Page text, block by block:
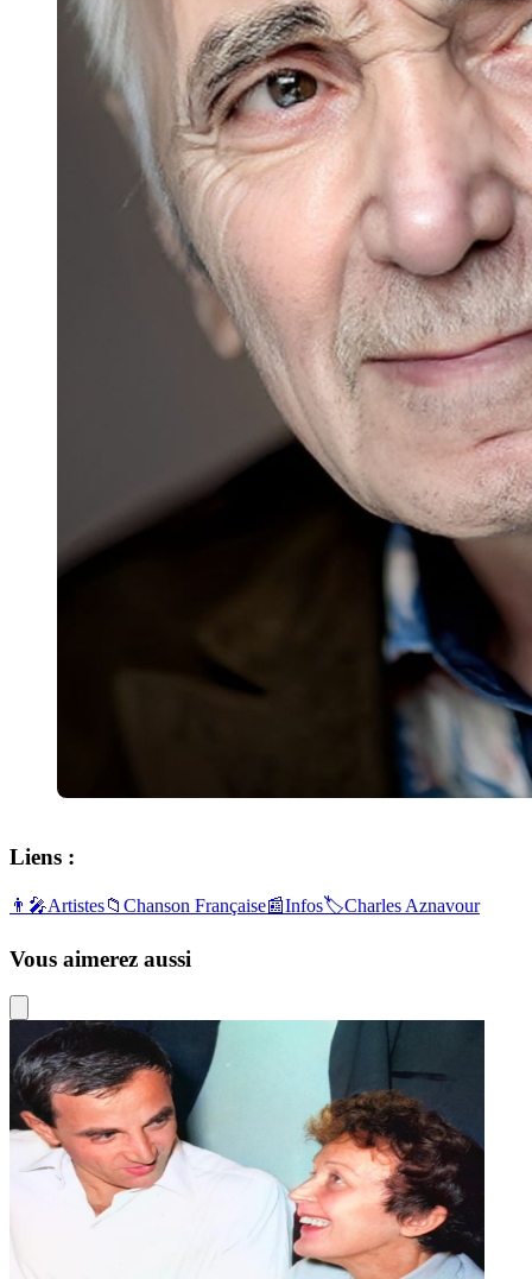
📰 Infos Charles Aznavour
Édith Piaf et Charles Aznavour : Deux
légendes de la chanson française
13 octobre 2024